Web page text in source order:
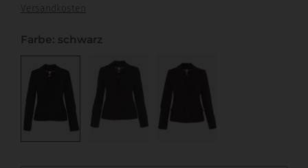
Versandkosten
Farbe: schwarz